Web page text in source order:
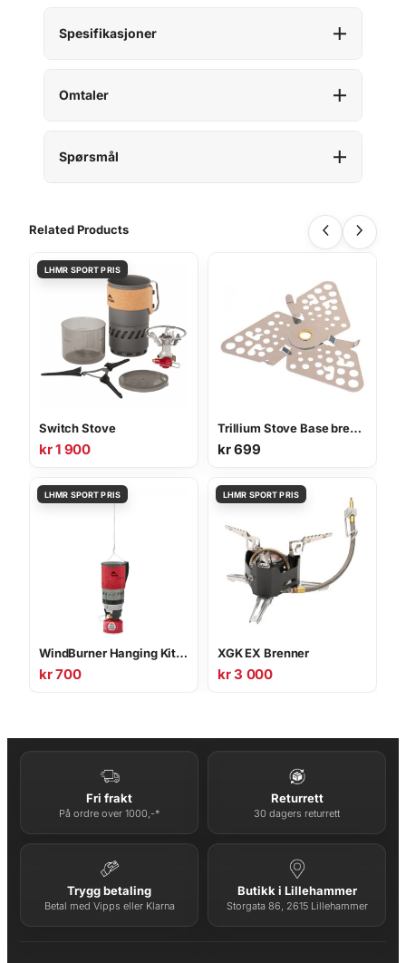
Spesifikasjoner
Omtaler
Spørsmål
Related Products
Switch Stove
kr1 900
Trillium Stove Base brennerstativ
kr699
WindBurner Hanging Kit opphengssett
kr700
XGK EX Brenner
kr3 000
Fri frakt
På ordre over 1000,-*
Returrett
30 dagers returrett
Trygg betaling
Betal med Vipps eller Klarna
Butikk i Lillehammer
Storgata 86, 2615 Lillehammer